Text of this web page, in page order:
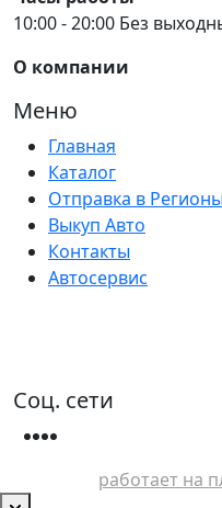
10:00 - 20:00 Без
О компании
Меню
Главная
Каталог
Отправка в Регионы
Выкуп Авто
Контакты
Автосервис
Соц. сети
работает на